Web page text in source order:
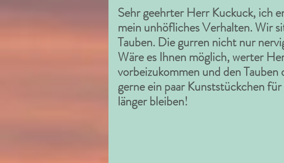
Sehr geehrter Herr Kuckuck, ich
mein unhöfliches Verhalten. Wir
Tauben. Die gurren nicht nur
Wäre es Ihnen möglich, werter
vorbeizukommen und den
gerne ein paar Kunststückchen
länger bleiben!